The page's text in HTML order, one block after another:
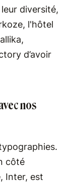
diversité,
l'hôtel
d’avoir
nos
côté
Inter, est